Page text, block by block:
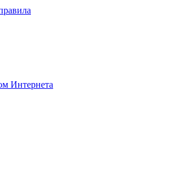
Интернета